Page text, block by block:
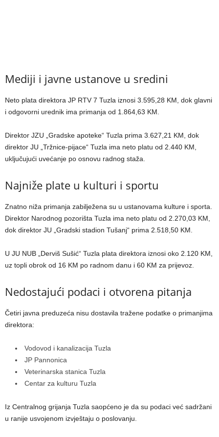
Mediji i javne ustanove u sredini
Neto plata direktora JP RTV 7 Tuzla iznosi 3.595,28 KM, dok glavni
i odgovorni urednik ima primanja od 1.864,63 KM.
Direktor JZU „Gradske apoteke“ Tuzla prima 3.627,21 KM, dok
direktor JU „Tržnice-pijace“ Tuzla ima neto platu od 2.440 KM,
uključujući uvećanje po osnovu radnog staža.
Najniže plate u kulturi i sportu
Znatno niža primanja zabilježena su u ustanovama kulture i sporta.
Direktor Narodnog pozorišta Tuzla ima neto platu od 2.270,03 KM,
dok direktor JU „Gradski stadion Tušanj“ prima 2.518,50 KM.
U JU NUB „Derviš Sušić“ Tuzla plata direktora iznosi oko 2.120 KM,
uz topli obrok od 16 KM po radnom danu i 60 KM za prijevoz.
Nedostajući podaci i otvorena pitanja
Četiri javna preduzeća nisu dostavila tražene podatke o primanjima
direktora:
Vodovod i kanalizacija Tuzla
JP Pannonica
Veterinarska stanica Tuzla
Centar za kulturu Tuzla
Iz Centralnog grijanja Tuzla saopćeno je da su podaci već sadržani
u ranije usvojenom izvještaju o poslovanju.